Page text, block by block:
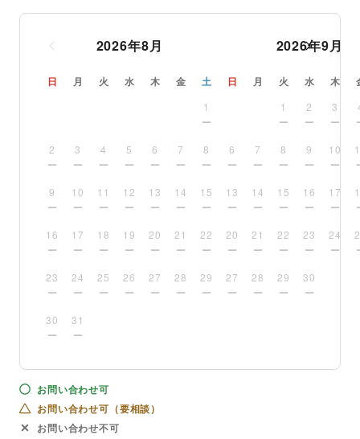
2026年8月
日 月 火 水 木 金 土
1
2 3 4 5 6 7 8
9 10 11 12 13 14 15
16 17 18 19 20 21 22
23 24 25 26 27 28 29
30 31
2026年9月
日 月 火 水 木
1 2 3
6 7 8 9 10
13 14 15 16 17
20 21 22 23 24
27 28 29 30
お問い合わせ可
お問い合わせ可（要相談）
お問い合わせ不可